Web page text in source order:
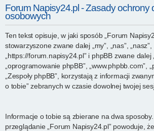
Forum Napisy24.pl - Zasady ochrony
osobowych
Ten tekst opisuje, w jaki sposób „Forum
stowarzyszone zwane dalej „my”, „nas”,
„https://forum.napisy24.pl” i phpBB zwane dalej
„oprogramowanie phpBB”, „www.phpbb.com”,
„Zespoły phpBB”, korzystają z informacji
o tobie” zebranych w czasie dowolnej twojej
Informacje o tobie są zbierane na dwa
przeglądanie „Forum Napisy24.pl” powoduje,